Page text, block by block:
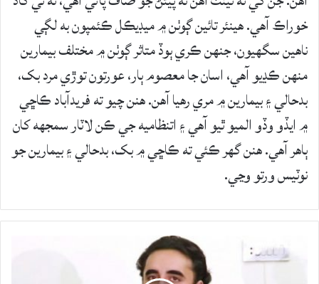
خوراڪ آهي. ھينئر تائين ڳوٺن ۾ ميڊيڪل ڪئمپون به لڳي
ناھين سگھيون، جنهن ڪري ٻوڏ متاثر ڳوٺن ۾ مختلف بيمارين
منھن ڪڍيو آھي، اسان جا معصوم ٻار، عورتون توڙي مرد بک،
بدحالي ۽ بيمارين ۾ مري رھيا آھن. ھنن چيو ته فريدآباد ڪاڇي
۾ ايڏو وڏو الميو ٿيو آهي ۽ اتنظاميه جي ڪن لاٽار سمجھه کان
ٻاھر آھي. ھنن گھر ڪئي ته ڪاڇي ۾ بک، بدحالي ۽ بيمارين جو
نوٽيس ورتو وڃي.